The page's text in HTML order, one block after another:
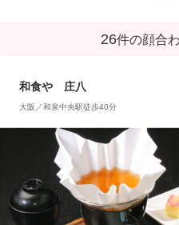
26件の顔合
和食や 庄八
大阪／和泉中央駅徒歩40分